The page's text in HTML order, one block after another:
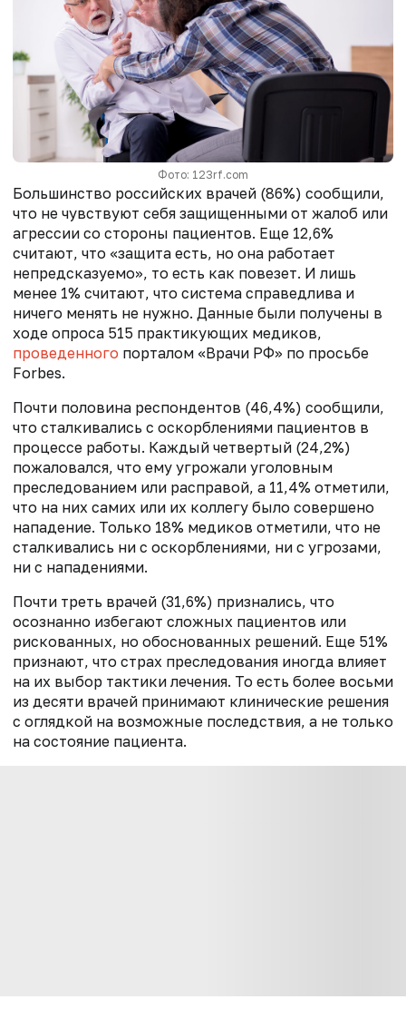
Фото: 123rf.com
Большинство российских врачей (86%) сообщили,
что не чувствуют себя защищенными от жалоб или
агрессии со стороны пациентов. Еще 12,6%
считают, что «защита есть, но она работает
непредсказуемо», то есть как повезет. И лишь
менее 1% считают, что система справедлива и
ничего менять не нужно. Данные были получены в
ходе опроса 515 практикующих медиков,
проведенного порталом «Врачи РФ» по просьбе
Forbes.
Почти половина респондентов (46,4%) сообщили,
что сталкивались с оскорблениями пациентов в
процессе работы. Каждый четвертый (24,2%)
пожаловался, что ему угрожали уголовным
преследованием или расправой, а 11,4% отметили,
что на них самих или их коллегу было совершено
нападение. Только 18% медиков отметили, что не
сталкивались ни с оскорблениями, ни с угрозами,
ни с нападениями.
Почти треть врачей (31,6%) признались, что
осознанно избегают сложных пациентов или
рискованных, но обоснованных решений. Еще 51%
признают, что страх преследования иногда влияет
на их выбор тактики лечения. То есть более восьми
из десяти врачей принимают клинические решения
с оглядкой на возможные последствия, а не только
на состояние пациента.